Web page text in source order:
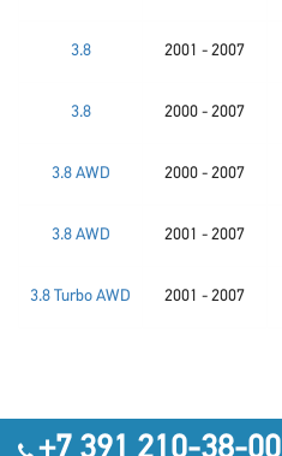
3.8 2001 - 2007
3.8 2000 - 2007
3.8 AWD 2000 - 2007
3.8 AWD 2001 - 2007
3.8 Turbo AWD 2001 - 2007